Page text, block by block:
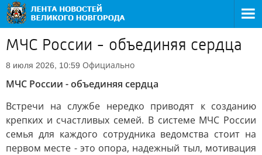
МЧС России - объединяя сердца
8 июля 2026, 10:59 Официально
МЧС России - объединяя сердца
Встречи на службе нередко приводят к созданию
крепких и счастливых семей. В системе МЧС России
семья для каждого сотрудника ведомства стоит на
первом месте - это опора, надежный тыл, мотивация